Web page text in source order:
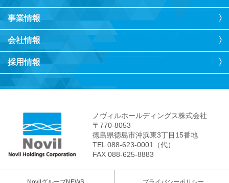
事業情報
会社情報
採用情報
ノヴィルホールディングス株式会社
〒770-8053
徳島県徳島市沖浜東3丁目15番地
TEL 088-623-0001（代）
FAX 088-625-8883